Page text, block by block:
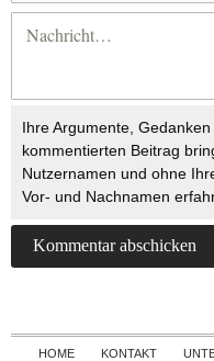
Ihre Argumente,
kommentierten Beitrag
Nutzernamen und ohne
Vor- und Nachnamen
HOME KONTAKT